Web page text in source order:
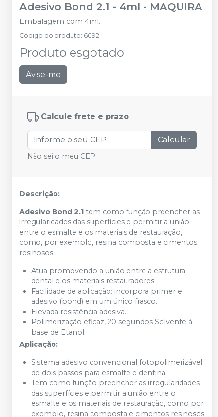
Adesivo Bond 2.1 - 4ml - MAQUIRA
Embalagem com 4ml.
Código do produto: 6092
Produto esgotado
Avise-me
Calcule frete e prazo
Calcular
Não sei o meu CEP
Descrição:
Adesivo Bond 2.1 tem como função preencher as
irregularidades das superfícies e permitir a união
entre o esmalte e os materiais de restauração,
como, por exemplo, resina composta e cimentos
resinosos.
Atua promovendo a união entre a estrutura
dental e os materiais restauradores.
Facilidade de aplicação: incorpora primer e
adesivo (bond) em um único frasco.
Elevada resistência adesiva.
Polimerização eficaz, 20 segundos Solvente á
base de Etanol.
Aplicação:
Sistema adesivo convencional fotopolimerizável
de dois passos para esmalte e dentina.
Tem como função preencher as irregularidades
das superfícies e permitir a união entre o
esmalte e os materiais de restauração, como por
exemplo, resina composta e cimentos resinosos